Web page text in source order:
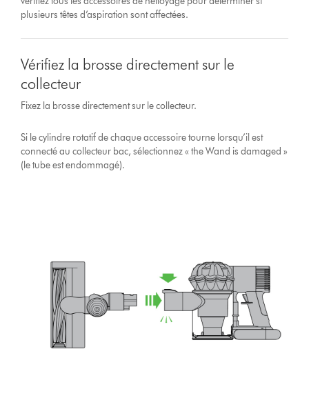
plusieurs têtes d’aspiration sont affectées.
Vérifiez la brosse directement sur le
collecteur
Fixez la brosse directement sur le collecteur.
Si le cylindre rotatif de chaque accessoire tourne lorsqu’il est
connecté au collecteur bac, sélectionnez « the Wand is damaged »
(le tube est endommagé).